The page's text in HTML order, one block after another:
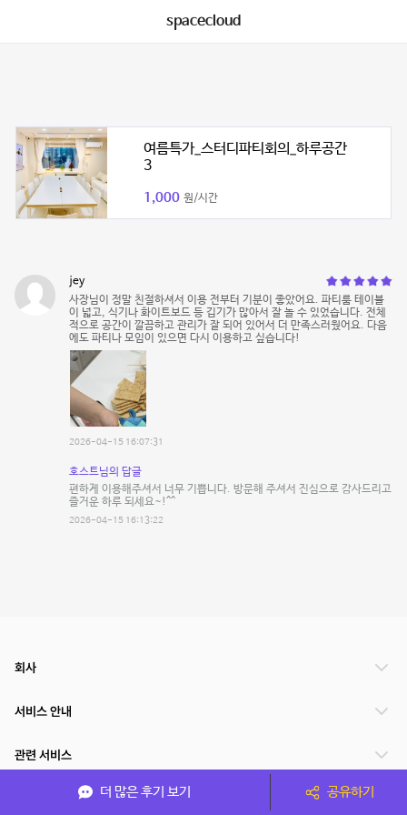
spacecloud
여름특가_스터디파티회의_하루공간
3
1,000 원/시간
jey
사장님이 정말 친절하셔서 이용 전부터 기분이 좋았어요. 파티룸 테이블
이 넓고, 식기나 화이트보드 등 깁기가 많아서 잘 놀 수 있었습니다. 전체
적으로 공간이 깔끔하고 관리가 잘 되어 있어서 더 만족스러웠어요. 다음
에도 파티나 모임이 있으면 다시 이용하고 싶습니다!
2026-04-15 16:07:31
호스트님의 답글
편하게 이용해주셔서 너무 기쁩니다. 방문해 주셔서 진심으로 감사드리고
즐거운 하루 되세요~!^^
2026-04-15 16:13:22
더 많은 후기 보기 공유하기
회사
서비스 안내
관련 서비스